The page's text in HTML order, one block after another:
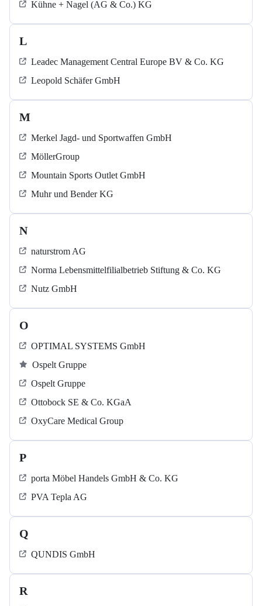
Kühne + Nagel (AG & Co.) KG
L
Leadec Management Central Europe BV & Co. KG
Leopold Schäfer GmbH
M
Merkel Jagd- und Sportwaffen GmbH
MöllerGroup
Mountain Sports Outlet GmbH
Muhr und Bender KG
N
naturstrom AG
Norma Lebensmittelfilialbetrieb Stiftung & Co. KG
Nutz GmbH
O
OPTIMAL SYSTEMS GmbH
Ospelt Gruppe
Ospelt Gruppe
Ottobock SE & Co. KGaA
OxyCare Medical Group
P
porta Möbel Handels GmbH & Co. KG
PVA Tepla AG
Q
QUNDIS GmbH
R